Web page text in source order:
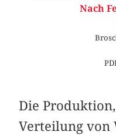
Nach
Die
Verteilung von